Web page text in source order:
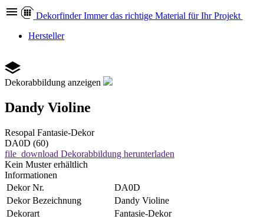
Dekorfinder Immer das richtige Material für Ihr Projekt
Hersteller
Dekorabbildung anzeigen
Dandy Violine
Resopal Fantasie-Dekor
DA0D (60)
file_download Dekorabbildung herunterladen
Kein Muster erhältlich
Informationen
Dekor Nr.
DA0D
Dekor Bezeichnung
Dandy Violine
Dekorart
Fantasie-Dekor